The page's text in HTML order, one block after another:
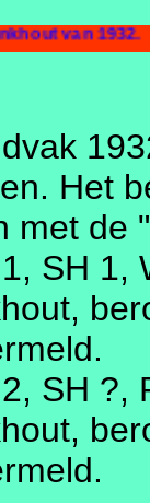
van
Het
met de
SH 1,
SH ?,